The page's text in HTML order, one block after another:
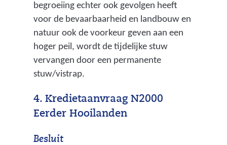
begroeiing echter ook gevolgen heeft
voor de bevaarbaarheid en landbouw en
natuur ook de voorkeur geven aan een
hoger peil, wordt de tijdelijke stuw
vervangen door een permanente
stuw/vistrap.
4. Kredietaanvraag N2000
Eerder Hooilanden
Besluit